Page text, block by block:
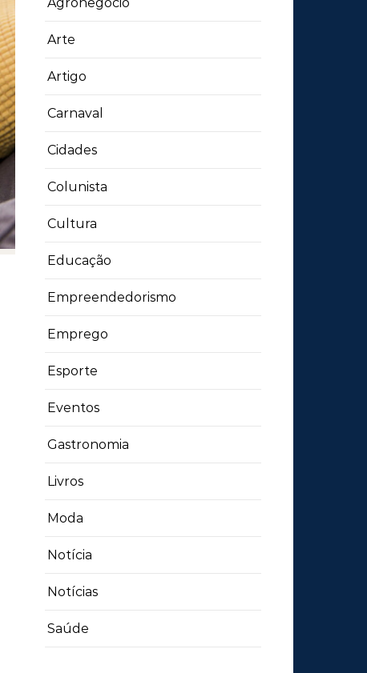
Arte
Artigo
Carnaval
Cidades
Colunista
Cultura
Educação
Empreendedorismo
Emprego
Esporte
Eventos
Gastronomia
Livros
Moda
Notícia
Notícias
Saúde